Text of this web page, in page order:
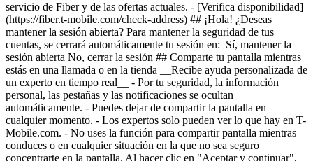
- [Verifica disponibilidad]
(https://fiber.t-mobile.com/check-address) ## ¡Hola! ¿Deseas
mantener la sesión abierta? Para mantener la seguridad de tus
cuentas, se cerrará automáticamente tu sesión en: Sí, mantener la
sesión abierta No, cerrar la sesión ## Comparte tu pantalla mientras
estás en una llamada o en la tienda __Recibe ayuda personalizada de
un experto en tiempo real__ - Por tu seguridad, la información
personal, las pestañas y las notificaciones se ocultan
automáticamente. - Puedes dejar de compartir la pantalla en
cualquier momento. - Los expertos solo pueden ver lo que hay en T-
Mobile.com. - No uses la función para compartir pantalla mientras
conduces o en cualquier situación en la que no sea seguro
concentrarte en la pantalla. Al hacer clic en "Aceptar y continuar",